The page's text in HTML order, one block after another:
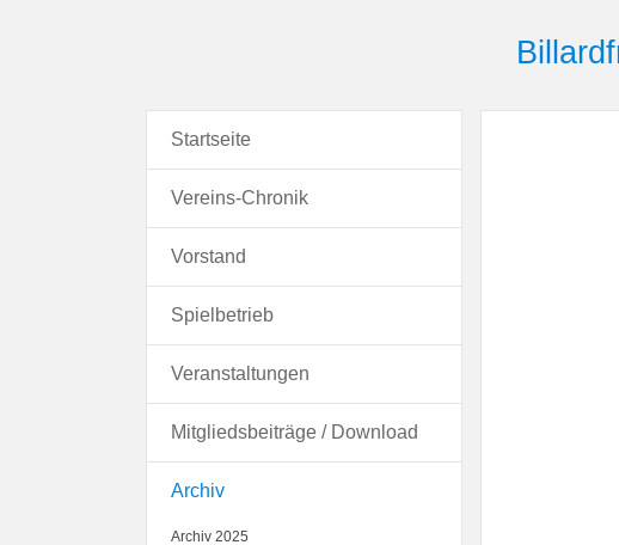
Startseite
Vereins-Chronik
Vorstand
Spielbetrieb
Veranstaltungen
Mitgliedsbeiträge / Download
Archiv
Archiv 2025